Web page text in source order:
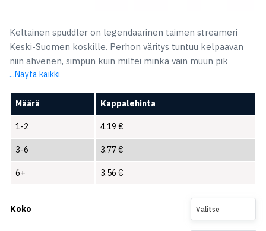
Keltainen spuddler on legendaarinen taimen streameri
Keski-Suomen koskille. Perhon väritys tuntuu kelpaavan
niin ahvenen, simpun kuin miltei minkä vain muun pik
...Näytä kaikki
Määrä Kappalehinta
1-2 4.19 €
3-6 3.77€
6+ 3.56 €
Koko Valitse